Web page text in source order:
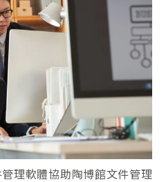
理軟體協助陶博館文件管理